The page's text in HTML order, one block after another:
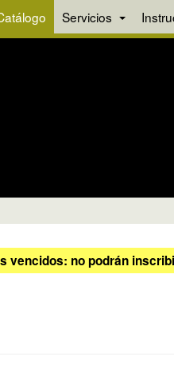
Servicios
vencidos: no podrán